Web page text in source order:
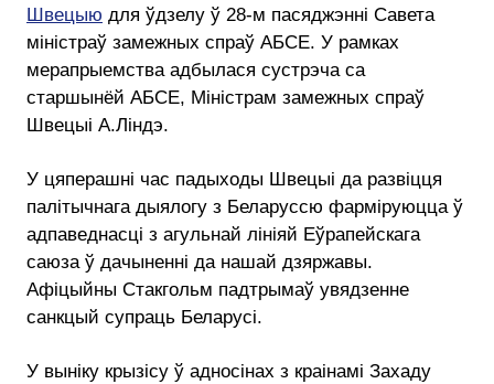
Швецыю для ўдзелу ў 28-м пасяджэнні Савета
міністраў замежных спраў АБСЕ. У рамках
мерапрыемства адбылася сустрэча са
старшынёй АБСЕ, Міністрам замежных спраў
Швецыі А.Ліндэ.
У цяперашні час падыходы Швецыі да развіцця
палітычнага дыялогу з Беларуссю фарміруюцца ў
адпаведнасці з агульнай лініяй Еўрапейскага
саюза ў дачыненні да нашай дзяржавы.
Афіцыйны Стакгольм падтрымаў увядзенне
санкцый супраць Беларусі.
У выніку крызісу ў адносінах з краінамі Захаду